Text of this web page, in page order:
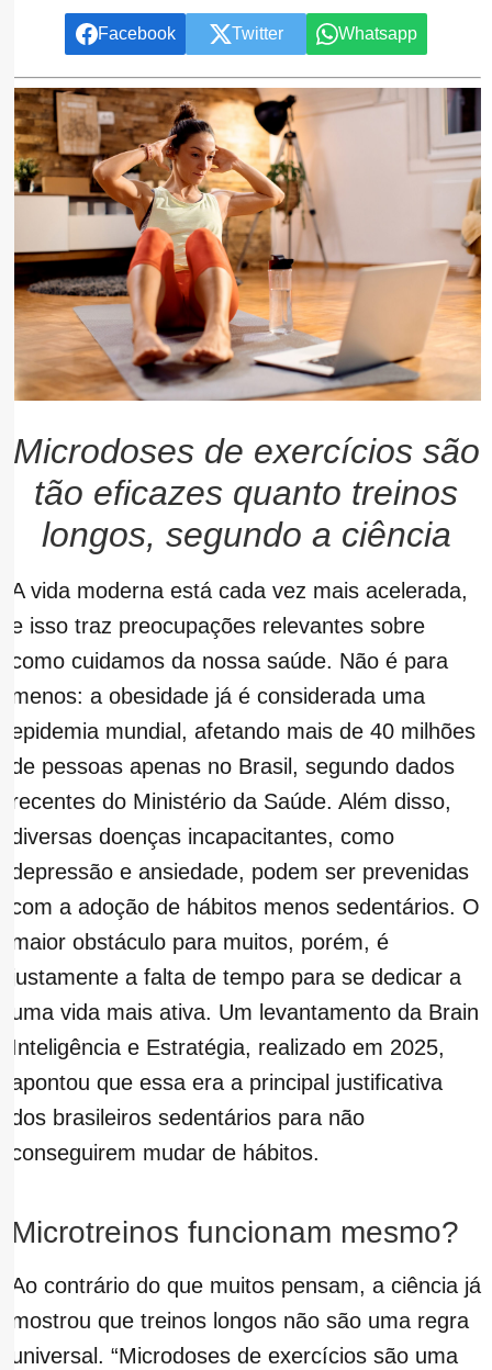
Facebook Twitter Whatsapp
Microdoses de exercícios são
tão eficazes quanto treinos
longos, segundo a ciência
A vida moderna está cada vez mais acelerada,
e isso traz preocupações relevantes sobre
como cuidamos da nossa saúde. Não é para
menos: a obesidade já é considerada uma
epidemia mundial, afetando mais de 40 milhões
de pessoas apenas no Brasil, segundo dados
recentes do Ministério da Saúde. Além disso,
diversas doenças incapacitantes, como
depressão e ansiedade, podem ser prevenidas
com a adoção de hábitos menos sedentários. O
maior obstáculo para muitos, porém, é
justamente a falta de tempo para se dedicar a
uma vida mais ativa. Um levantamento da Brain
Inteligência e Estratégia, realizado em 2025,
apontou que essa era a principal justificativa
dos brasileiros sedentários para não
conseguirem mudar de hábitos.
Microtreinos funcionam mesmo?
Ao contrário do que muitos pensam, a ciência já
mostrou que treinos longos não são uma regra
universal. “Microdoses de exercícios são uma